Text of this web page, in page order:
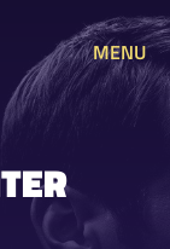
MENU